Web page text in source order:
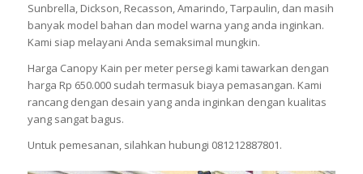
Sunbrella, Dickson, Recasson, Amarindo, Tarpaulin, dan masih
banyak model bahan dan model warna yang anda inginkan.
Kami siap melayani Anda semaksimal mungkin.
Harga Canopy Kain per meter persegi kami tawarkan dengan
harga Rp 650.000 sudah termasuk biaya pemasangan. Kami
rancang dengan desain yang anda inginkan dengan kualitas
yang sangat bagus.
Untuk pemesanan, silahkan hubungi 081212887801.